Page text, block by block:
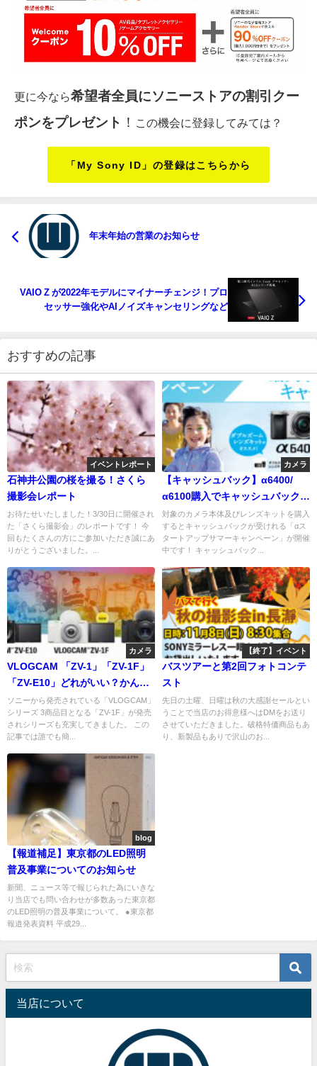
更に今なら希望者全員にソニーストアの割引クー
ポンをプレゼント ！ この機会に登録してみては？
「My Sony ID」の登録はこちらから
年末年始の営業のお知らせ
VAIO Z が2022年モデルにマイナーチェンジ！プロ
セッサー強化やAIノイズキャンセリングなど
おすすめの記事
イベントレポート
石神井公園の桜を撮る！さくら
撮影会レポート
お待たせいたしました！3/30日に開催され
た「さくら撮影会」のレポートです！ 今
回もたくさんの方にご参加いただき誠にあ
りがとうございました。...
カメラ
【キャッシュバック】α6400/
α6100購入でキャッシュバック！
レンズキットならもっとオトク
に！「αスタートアップサマーキ
ャンペーン」最大15,000円バッ
対象のカメラ本体及びレンズキットを購入
するとキャッシュバックが受けれる「αス
タートアップサマーキャンペーン」が開催
中です！ キャッシュバック...
カメラ
VLOGCAM 「ZV-1」「ZV-1F」
「ZV-E10」どれがいい？かんた
ん比較
ソニーから発売されている「VLOGCAM」
シリーズ 3商品目となる「ZV-1F」が発売
されシリーズも充実してきました。 この
記事では誰でも簡...
【終了】イベント
バスツアーと第2回フォトコンテ
スト
先日の土曜、日曜は秋の大感謝セールとい
うことで当店のお得意様へはDMをお送り
させていただきました。破格特価商品もあ
り、新製品もありで沢山のお...
blog
【報道補足】東京都のLED照明
普及事業についてのお知らせ
新聞、ニュース等で報じられた為にいきな
り当店でも問い合わせが多数あった東京都
のLED照明の普及事業について。 ●東京都
報道発表資料 平成29...
当店について